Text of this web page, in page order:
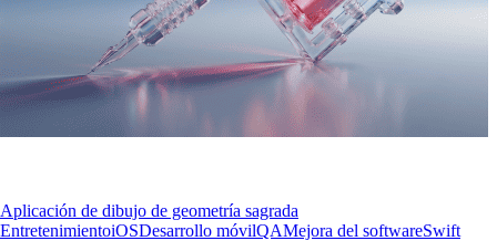
Aplicación de dibujo de geometría sagrada
EntretenimientoiOSDesarrollo móvilQAMejora del softwareSwift